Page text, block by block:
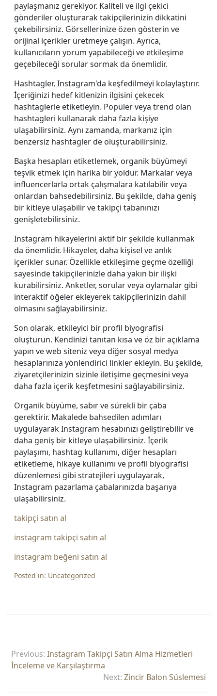
paylaşmanız gerekiyor. Kaliteli ve ilgi çekici
gönderiler oluşturarak takipçilerinizin dikkatini
çekebilirsiniz. Görsellerinize özen gösterin ve
orijinal içerikler üretmeye çalışın. Ayrıca,
kullanıcıların yorum yapabileceği ve etkileşime
geçebileceği sorular sormak da önemlidir.
Hashtagler, Instagram'da keşfedilmeyi kolaylaştırır.
İçeriğinizi hedef kitlenizin ilgisini çekecek
hashtaglerle etiketleyin. Popüler veya trend olan
hashtagleri kullanarak daha fazla kişiye
ulaşabilirsiniz. Aynı zamanda, markanız için
benzersiz hashtagler de oluşturabilirsiniz.
Başka hesapları etiketlemek, organik büyümeyi
teşvik etmek için harika bir yoldur. Markalar veya
influencerlarla ortak çalışmalara katılabilir veya
onlardan bahsedebilirsiniz. Bu şekilde, daha geniş
bir kitleye ulaşabilir ve takipçi tabanınızı
genişletebilirsiniz.
Instagram hikayelerini aktif bir şekilde kullanmak
da önemlidir. Hikayeler, daha kişisel ve anlık
içerikler sunar. Özellikle etkileşime geçme özelliği
sayesinde takipçilerinizle daha yakın bir ilişki
kurabilirsiniz. Anketler, sorular veya oylamalar gibi
interaktif öğeler ekleyerek takipçilerinizin dahil
olmasını sağlayabilirsiniz.
Son olarak, etkileyici bir profil biyografisi
oluşturun. Kendinizi tanıtan kısa ve öz bir açıklama
yapın ve web siteniz veya diğer sosyal medya
hesaplarınıza yönlendirici linkler ekleyin. Bu şekilde,
ziyaretçilerinizin sizinle iletişime geçmesini veya
daha fazla içerik keşfetmesini sağlayabilirsiniz.
Organik büyüme, sabır ve sürekli bir çaba
gerektirir. Makalede bahsedilen adımları
uygulayarak Instagram hesabınızı geliştirebilir ve
daha geniş bir kitleye ulaşabilirsiniz. İçerik
paylaşımı, hashtag kullanımı, diğer hesapları
etiketleme, hikaye kullanımı ve profil biyografisi
düzenlemesi gibi stratejileri uygulayarak,
Instagram pazarlama çabalarınızda başarıya
ulaşabilirsiniz.
takipçi satın al
instagram takipçi satın al
instagram beğeni satın al
Posted in: Uncategorized
gezinmesi
Previous: Instagram Takipçi Satın Alma Hizmetleri
İnceleme ve Karşılaştırma
Next: Zincir Balon Süslemesi